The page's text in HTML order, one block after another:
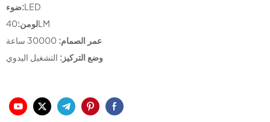
ضوء:LED
لومن:40LM
عمر الصمام:
وضع التركيز: التشغيل اليدوي